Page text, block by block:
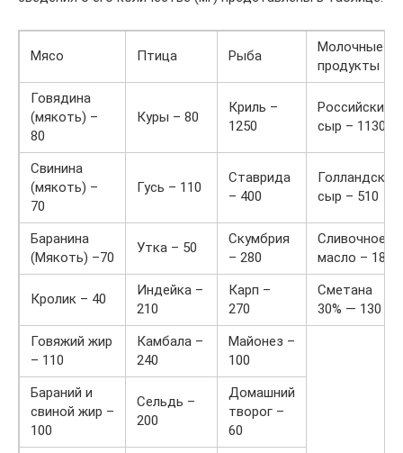
Мясо Птица Рыба
Молочные
продукты
Говядина
(мякоть) –
80
Куры – 80
Криль –
1250
Российский
сыр – 1130
Свинина
(мякоть) –
70
Гусь – 110
Ставрида
– 400
Голландский
сыр – 510
Баранина
(Мякоть) –70
Утка – 50
Скумбрия
– 280
Сливочное
масло – 180
Кролик – 40
Индейка –
210
Карп –
270
Сметана
30% — 130
Говяжий жир
– 110
Камбала –
240
Майонез –
100
Бараний и
свиной жир –
100
Сельдь –
200
Домашний
творог –
60